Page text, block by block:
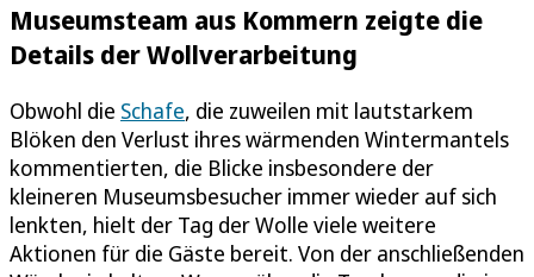
Museumsteam aus Kommern zeigte die
Details der Wollverarbeitung
Obwohl die Schafe, die zuweilen mit lautstarkem
Blöken den Verlust ihres wärmenden Wintermantels
kommentierten, die Blicke insbesondere der
kleineren Museumsbesucher immer wieder auf sich
lenkten, hielt der Tag der Wolle viele weitere
Aktionen für die Gäste bereit. Von der anschließenden